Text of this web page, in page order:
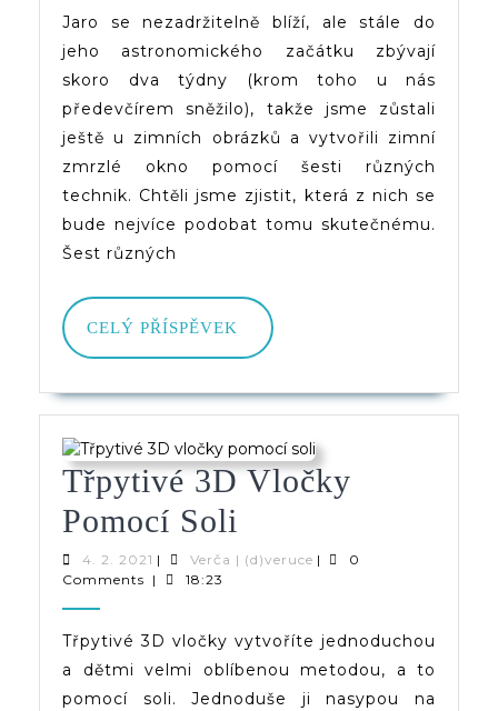
Pomocí
Šesti
Různých
Technik
Jaro se nezadržitelně blíží, ale stále do
jeho astronomického začátku zbývají
skoro dva týdny (krom toho u nás
předevčírem sněžilo), takže jsme zůstali
ještě u zimních obrázků a vytvořili zimní
zmrzlé okno pomocí šesti různých
technik. Chtěli jsme zjistit, která z nich se
bude nejvíce podobat tomu skutečnému.
Šest různých
CELÝ PŘÍSPĚVEK
CELÝ
PŘÍSPĚVEK
Třpytivé 3D Vločky
Pomocí Soli
3D
Pomocí
Soli
4. 2. 2021 4.
2.
| Verča | (d)veruceVerča
|
0
Comments | 18:23
Třpytivé 3D vločky vytvoříte jednoduchou
a dětmi velmi oblíbenou metodou, a to
pomocí soli. Jednoduše ji nasypou na